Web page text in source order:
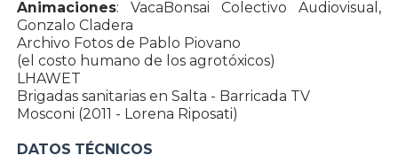
Animaciones: VacaBonsai Colectivo Audiovisual,
Gonzalo Cladera
Archivo Fotos de Pablo Piovano
(el costo humano de los agrotóxicos)
LHAWET
Brigadas sanitarias en Salta - Barricada TV
Mosconi (2011 - Lorena Riposati)
DATOS TÉCNICOS